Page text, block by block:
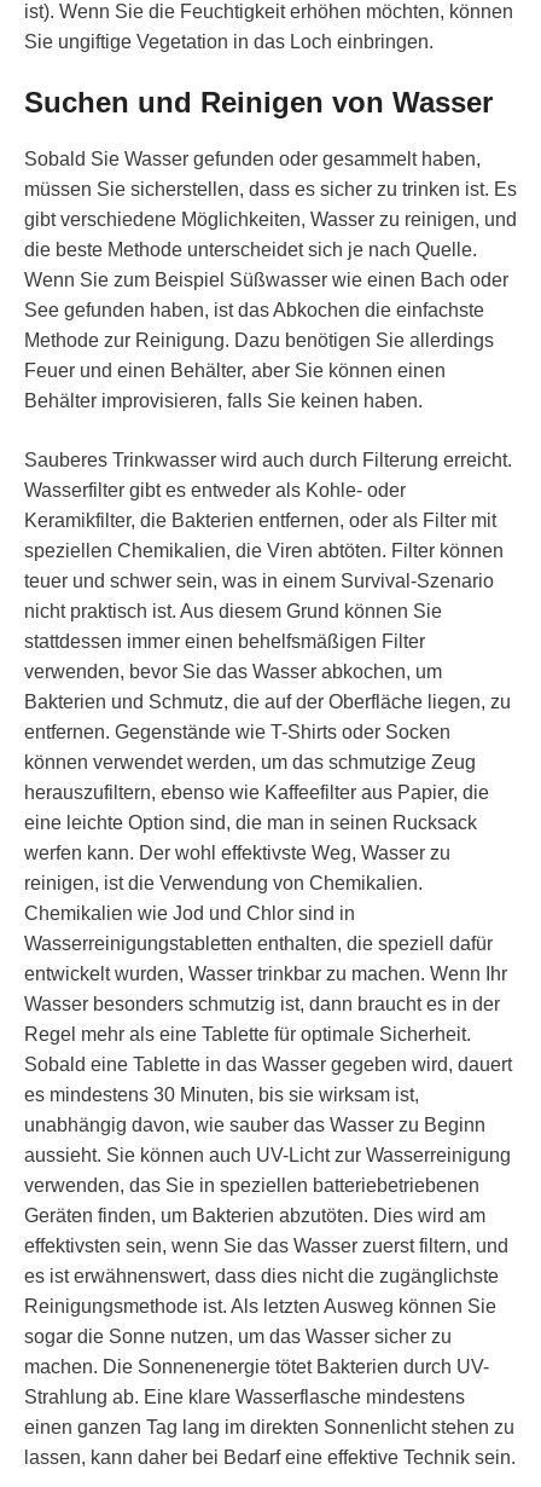
ist). Wenn Sie die Feuchtigkeit erhöhen möchten, können
Sie ungiftige Vegetation in das Loch einbringen.
Suchen und Reinigen von Wasser
Sobald Sie Wasser gefunden oder gesammelt haben,
müssen Sie sicherstellen, dass es sicher zu trinken ist. Es
gibt verschiedene Möglichkeiten, Wasser zu reinigen, und
die beste Methode unterscheidet sich je nach Quelle.
Wenn Sie zum Beispiel Süßwasser wie einen Bach oder
See gefunden haben, ist das Abkochen die einfachste
Methode zur Reinigung. Dazu benötigen Sie allerdings
Feuer und einen Behälter, aber Sie können einen
Behälter improvisieren, falls Sie keinen haben.
Sauberes Trinkwasser wird auch durch Filterung erreicht.
Wasserfilter gibt es entweder als Kohle- oder
Keramikfilter, die Bakterien entfernen, oder als Filter mit
speziellen Chemikalien, die Viren abtöten. Filter können
teuer und schwer sein, was in einem Survival-Szenario
nicht praktisch ist. Aus diesem Grund können Sie
stattdessen immer einen behelfsmäßigen Filter
verwenden, bevor Sie das Wasser abkochen, um
Bakterien und Schmutz, die auf der Oberfläche liegen, zu
entfernen. Gegenstände wie T-Shirts oder Socken
können verwendet werden, um das schmutzige Zeug
herauszufiltern, ebenso wie Kaffeefilter aus Papier, die
eine leichte Option sind, die man in seinen Rucksack
werfen kann. Der wohl effektivste Weg, Wasser zu
reinigen, ist die Verwendung von Chemikalien.
Chemikalien wie Jod und Chlor sind in
Wasserreinigungstabletten enthalten, die speziell dafür
entwickelt wurden, Wasser trinkbar zu machen. Wenn Ihr
Wasser besonders schmutzig ist, dann braucht es in der
Regel mehr als eine Tablette für optimale Sicherheit.
Sobald eine Tablette in das Wasser gegeben wird, dauert
es mindestens 30 Minuten, bis sie wirksam ist,
unabhängig davon, wie sauber das Wasser zu Beginn
aussieht. Sie können auch UV-Licht zur Wasserreinigung
verwenden, das Sie in speziellen batteriebetriebenen
Geräten finden, um Bakterien abzutöten. Dies wird am
effektivsten sein, wenn Sie das Wasser zuerst filtern, und
es ist erwähnenswert, dass dies nicht die zugänglichste
Reinigungsmethode ist. Als letzten Ausweg können Sie
sogar die Sonne nutzen, um das Wasser sicher zu
machen. Die Sonnenenergie tötet Bakterien durch UV-
Strahlung ab. Eine klare Wasserflasche mindestens
einen ganzen Tag lang im direkten Sonnenlicht stehen zu
lassen, kann daher bei Bedarf eine effektive Technik sein.